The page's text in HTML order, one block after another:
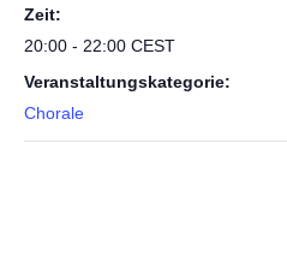
Zeit:
20:00 - 22:00 CEST
Veranstaltungskategorie:
Chorale